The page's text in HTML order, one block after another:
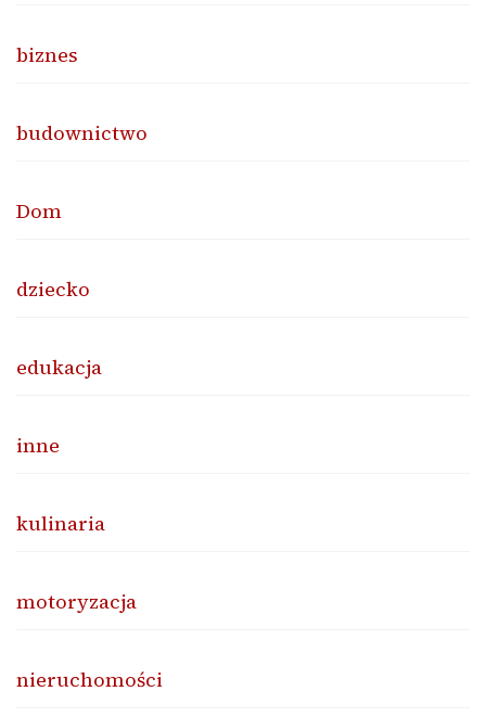
biznes
budownictwo
Dom
dziecko
edukacja
inne
kulinaria
motoryzacja
nieruchomości